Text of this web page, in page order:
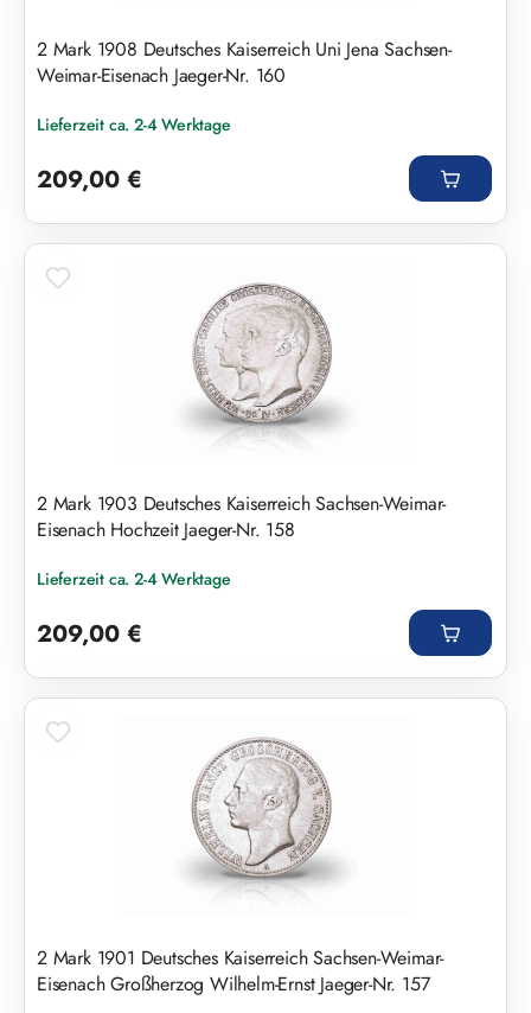
2 Mark 1908 Deutsches Kaiserreich Uni Jena Sachsen-
Weimar-Eisenach Jaeger-Nr. 160
Lieferzeit ca. 2-4 Werktage
209,00 €
2 Mark 1903 Deutsches Kaiserreich Sachsen-Weimar-
Eisenach Hochzeit Jaeger-Nr. 158
Lieferzeit ca. 2-4 Werktage
209,00 €
2 Mark 1901 Deutsches Kaiserreich Sachsen-Weimar-
Eisenach Großherzog Wilhelm-Ernst Jaeger-Nr. 157